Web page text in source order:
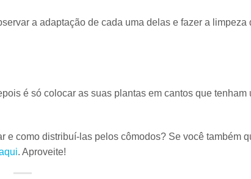
a adaptação de cada uma delas e fazer a limpeza
é só colocar as suas plantas em cantos que tenham
e como distribuí-las pelos cômodos? Se você também
. Aproveite!